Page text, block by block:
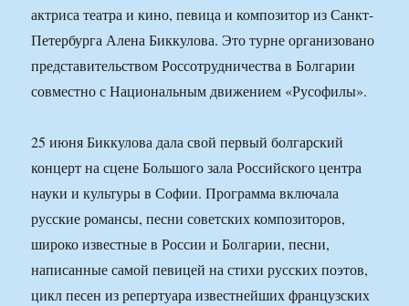
актриса театра и кино, певица и композитор из Санкт-
Петербурга Алена Биккулова. Это турне организовано
представительством Россотрудничества в Болгарии
совместно с Национальным движением «Русофилы».
25 июня Биккулова дала свой первый болгарский
концерт на сцене Большого зала Российского центра
науки и культуры в Софии. Программа включала
русские романсы, песни советских композиторов,
широко известные в России и Болгарии, песни,
написанные самой певицей на стихи русских поэтов,
цикл песен из репертуара известнейших французских